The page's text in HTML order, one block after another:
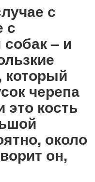
с
с
– и
который
черепа
это кость
около
он,